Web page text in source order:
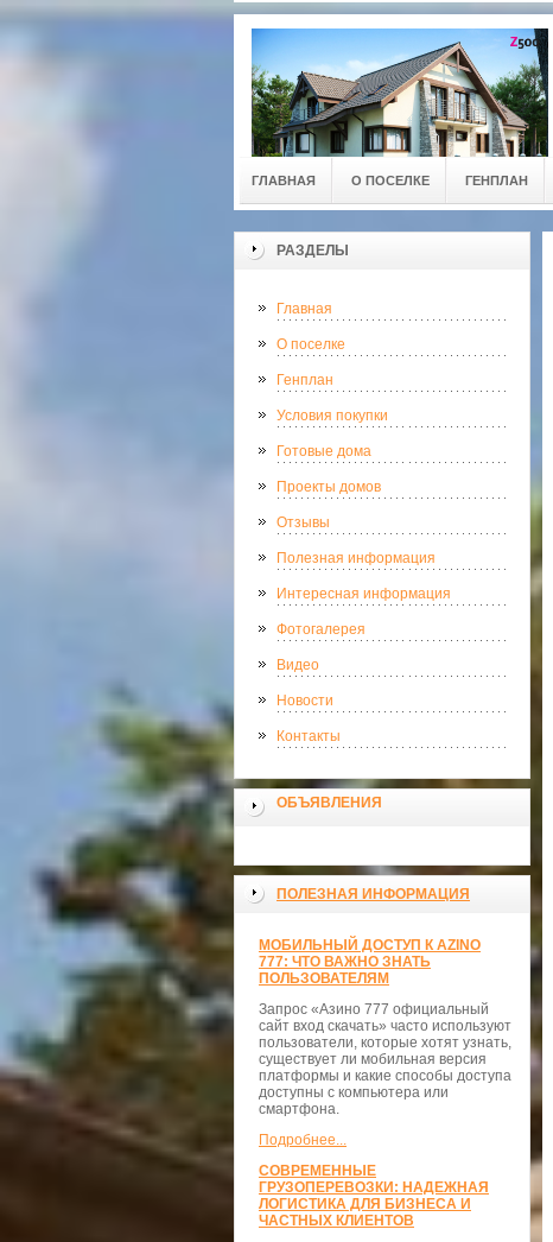
ГЛАВНАЯ О ПОСЕЛКЕ ГЕНПЛАН
РАЗДЕЛЫ
Главная
О поселке
Генплан
Условия покупки
Готовые дома
Проекты домов
Отзывы
Полезная информация
Интересная информация
Фотогалерея
Видео
Новости
Контакты
ОБЪЯВЛЕНИЯ
ПОЛЕЗНАЯ ИНФОРМАЦИЯ
МОБИЛЬНЫЙ ДОСТУП К AZINO
777: ЧТО ВАЖНО ЗНАТЬ
ПОЛЬЗОВАТЕЛЯМ
Запрос «Азино 777 официальный
сайт вход скачать» часто используют
пользователи, которые хотят узнать,
существует ли мобильная версия
платформы и какие способы доступа
доступны с компьютера или
смартфона.
Подробнее...
СОВРЕМЕННЫЕ
ГРУЗОПЕРЕВОЗКИ: НАДЕЖНАЯ
ЛОГИСТИКА ДЛЯ БИЗНЕСА И
ЧАСТНЫХ КЛИЕНТОВ